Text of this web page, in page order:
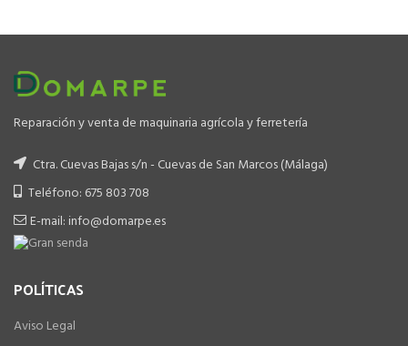
Reparación y venta de maquinaria agrícola y ferretería
Ctra. Cuevas Bajas s/n - Cuevas de San Marcos (Málaga)
Teléfono: 675 803 708
E-mail: info@domarpe.es
POLÍTICAS
Aviso Legal